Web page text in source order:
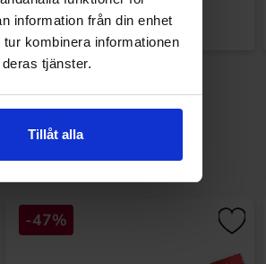
information från din enhet
kombinera informationen
tjänster.
Tillåt alla
-47%